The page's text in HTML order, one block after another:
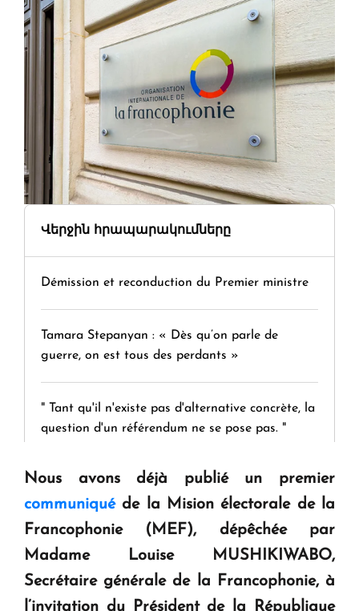
Վերջին հրապարակումները
Démission et reconduction du Premier ministre
Tamara Stepanyan : « Dès qu’on parle de
guerre, on est tous des perdants »
" Tant qu'il n'existe pas d'alternative concrète, la
question d'un référendum ne se pose pas. "
KASA : 30 ans d'audace, de résilience et d'avenir
en Arménie
Le premier hôtel Hyatt Regency d'Arménie
ouvrira ses portes à Dilijan
Nous avons déjà publié un premier
communiqué de la Mision électorale de la
Francophonie (MEF), dépêchée par
Madame Louise MUSHIKIWABO,
Secrétaire générale de la Francophonie, à
l’invitation du Président de la République